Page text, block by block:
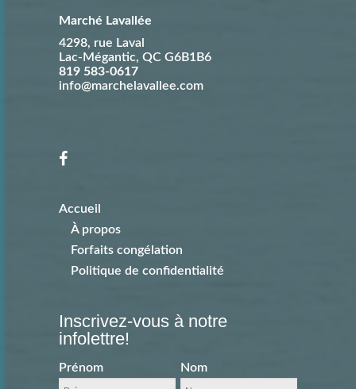
Marché Lavallée
4298, rue Laval
Lac-Mégantic, QC G6B1B6
819 583-0617
info@marchelavallee.com
Accueil
À propos
Forfaits congélation
Politique de confidentialité
Inscrivez-vous à notre
infolettre!
Prénom Nom